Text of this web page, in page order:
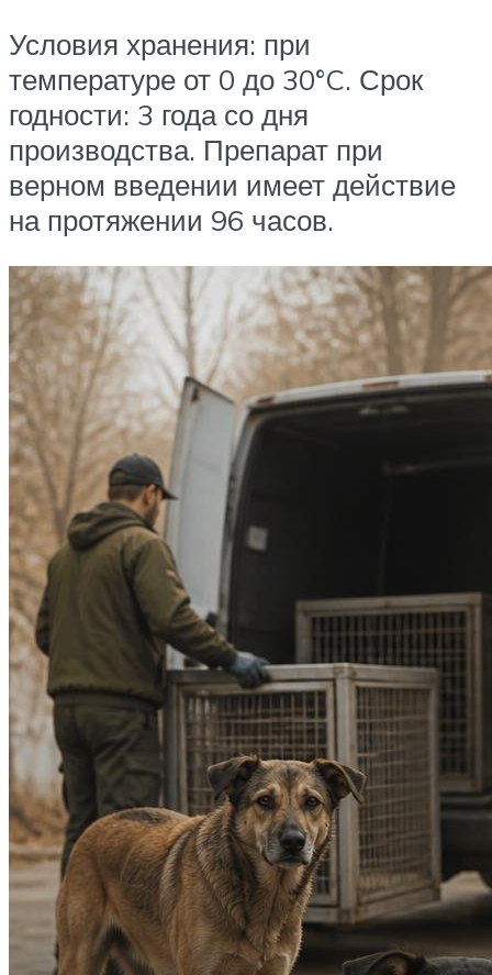
Условия хранения: при
температуре от 0 до 30°C. Срок
годности: 3 года со дня
производства. Препарат при
верном введении имеет действие
на протяжении 96 часов.